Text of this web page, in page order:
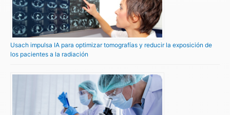
Usach impulsa IA para optimizar tomografías y reducir la exposición de
los pacientes a la radiación